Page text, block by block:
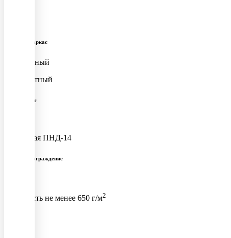
Металлокаркас
Ферменный
двухскатный
Фундамент
дорожная ПНД-14
Стеновое ограждение
плотность не менее 650 г/м2